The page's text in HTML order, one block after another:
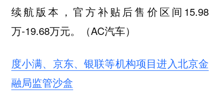
续航版本，官方补贴后售价区间15.98
万-19.68万元。（AC汽车）
度小满、京东、银联等机构项目进入北京金
融局监管沙盒